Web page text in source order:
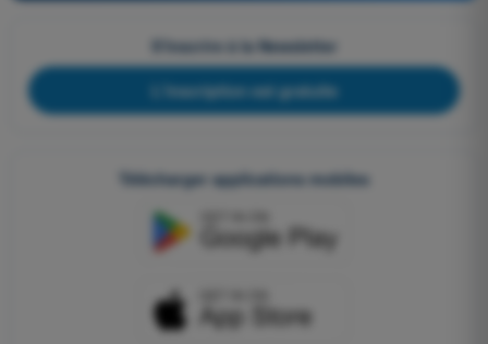
S'inscrire à la Newsletter
L'inscription est gratuite
Télécharger applications mobiles